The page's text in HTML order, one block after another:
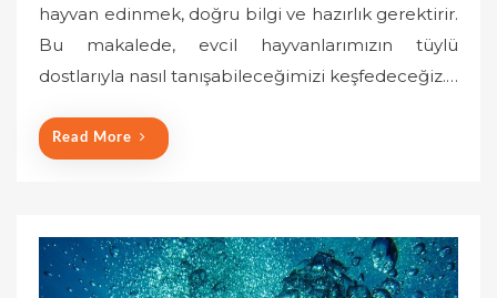
e
d
o
hayvan edinmek, doğru bilgi ve hazırlık gerektirir.
Bu makalede, evcil hayvanlarımızın tüylü
dostlarıyla nasıl tanışabileceğimizi keşfedeceğiz.…
Read More